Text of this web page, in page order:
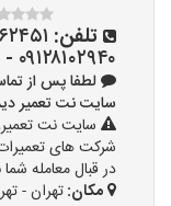
تلفن:
۰۹۱۲۸۱۰۲۹۴۰ - ۰۹۱۲۶۴۸۲۳۸۵
لطفا پس از
سایت نت تعمیر دیده ام و
سایت نت
شرکت های
در قبال معامله شما
مکان:تهران -